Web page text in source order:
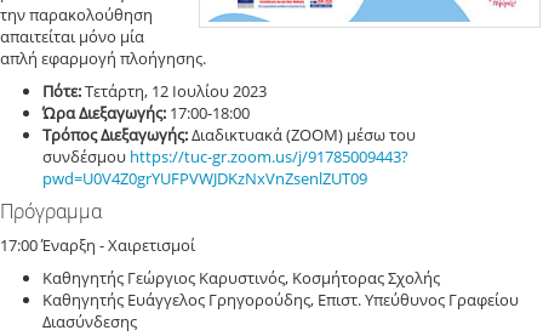
την παρακολούθηση
απαιτείται μόνο μία
απλή εφαρμογή πλοήγησης.
Πότε:Τετάρτη, 12 Ιουλίου 2023
Ώρα Διεξαγωγής: 17:00-18:00
Τρόπος Διεξαγωγής:Διαδικτυακά (ΖΟΟΜ) μέσω του
συνδέσμου https://tuc-gr.zoom.us/j/91785009443?
pwd=U0V4Z0grYUFPVWJDKzNxVnZsenlZUT09
Πρόγραμμα
17:00 Έναρξη - Χαιρετισμοί
Καθηγητής Γεώργιος Καρυστινός, Κοσμήτορας Σχολής
Καθηγητής Ευάγγελος Γρηγορούδης, Επιστ. Υπεύθυνος Γραφείου
Διασύνδεσης